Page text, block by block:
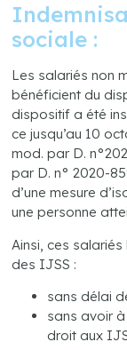
sociale :
Les salariés non
bénéficient du
dispositif a été
ce jusqu’au 10
mod. par D.
par D. n° 2020-
d’une mesure
une personne
Ainsi, ces
des IJSS :
sans délai
sans avoir
droit aux